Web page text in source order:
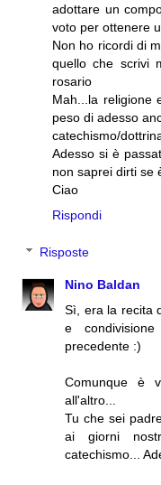
adottare un
voto per ottenere
Non ho ricordi di
quello che scrivi
rosario
Mah...la religione
peso di adesso
catechismo/dottrina
Adesso si è
non saprei dirti se
Ciao
Rispondi
Risposte
Nino Baldan
Sì, era la recita
e
precedente :)
Comunque è
all'altro...
Tu che sei
ai giorni
catechismo...